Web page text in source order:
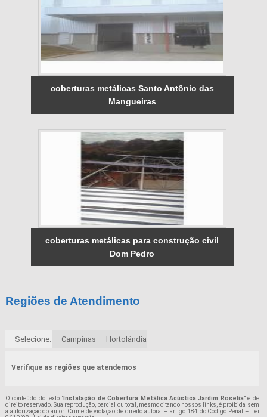
coberturas metálicas Santo Antônio das
Mangueiras
coberturas metálicas para construção civil
Dom Pedro
Regiões de Atendimento
Selecione: Campinas Hortolândia
Verifique as regiões que atendemos
O conteúdo do texto " Instalação de Cobertura Metálica Acústica Jardim Roselia" é de
direito reservado. Sua reprodução, parcial ou total, mesmo citando nossos links, é proibida sem
a autorização do autor. Crime de violação de direito autoral – artigo 184 do Código Penal – Lei